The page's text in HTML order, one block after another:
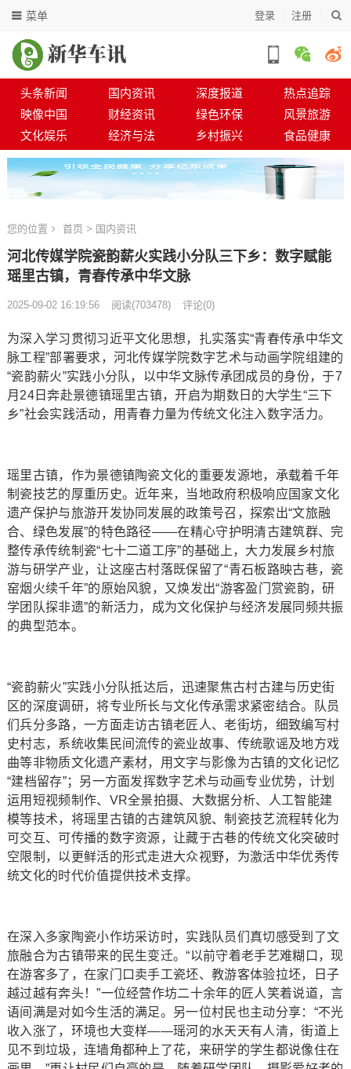
登录 注册
菜单
头条新闻 国内资讯 深度报道
热点追踪
映像中国
财经资讯 绿色环保
风景旅游
文化娱乐
经济与法 乡村振兴 食品健康
您的位置 首页 > 国内资讯
河北传媒学院瓷韵薪火实践小分队三下乡：数字赋能
瑶里古镇，青春传承中华文脉
2025-09-02 16:19:56 阅读(703478) 评论(0)
为深入学习贯彻习近平文化思想，扎实落实“青春传承中华文
脉工程”部署要求，河北传媒学院数字艺术与动画学院组建的
“瓷韵薪火”实践小分队，以中华文脉传承团成员的身份，于7
月24日奔赴景德镇瑶里古镇，开启为期数日的大学生“三下
乡”社会实践活动，用青春力量为传统文化注入数字活力。
瑶里古镇，作为景德镇陶瓷文化的重要发源地，承载着千年
制瓷技艺的厚重历史。近年来，当地政府积极响应国家文化
遗产保护与旅游开发协同发展的政策号召，探索出“文旅融
合、绿色发展”的特色路径——在精心守护明清古建筑群、完
整传承传统制瓷“七十二道工序”的基础上，大力发展乡村旅
游与研学产业，让这座古村落既保留了“青石板路映古巷，瓷
窑烟火续千年”的原始风貌，又焕发出“游客盈门赏瓷韵，研
学团队探非遗”的新活力，成为文化保护与经济发展同频共振
的典型范本。
“瓷韵薪火”实践小分队抵达后，迅速聚焦古村古建与历史街
区的深度调研，将专业所长与文化传承需求紧密结合。队员
们兵分多路，一方面走访古镇老匠人、老街坊，细致编写村
史村志，系统收集民间流传的瓷业故事、传统歌谣及地方戏
曲等非物质文化遗产素材，用文字与影像为古镇的文化记忆
“建档留存”；另一方面发挥数字艺术与动画专业优势，计划
运用短视频制作、VR全景拍摄、大数据分析、人工智能建
模等技术，将瑶里古镇的古建筑风貌、制瓷技艺流程转化为
可交互、可传播的数字资源，让藏于古巷的传统文化突破时
空限制，以更鲜活的形式走进大众视野，为激活中华优秀传
统文化的时代价值提供技术支撑。
在深入多家陶瓷小作坊采访时，实践队员们真切感受到了文
旅融合为古镇带来的民生变迁。“以前守着老手艺难糊口，现
在游客多了，在家门口卖手工瓷坯、教游客体验拉坯，日子
越过越有奔头！”一位经营作坊二十余年的匠人笑着说道，言
语间满是对如今生活的满足。另一位村民也主动分享：“不光
收入涨了，环境也大变样——瑶河的水天天有人清，街道上
见不到垃圾，连墙角都种上了花，来研学的学生都说像住在